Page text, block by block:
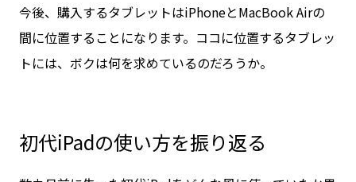
今後、購入するタブレットはiPhoneとMacBook Airの
間に位置することになります。ココに位置するタブレッ
トには、ボクは何を求めているのだろうか。
初代iPadの使い方を振り返る